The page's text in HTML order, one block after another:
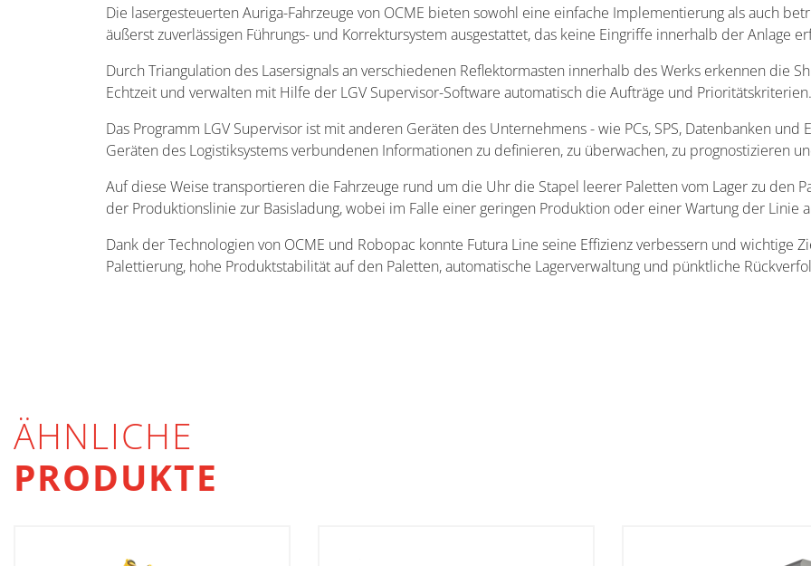
Die lasergesteuerten Auriga-Fahrzeuge von OCME bieten sowohl eine einfache Implementierung als auch
äußerst zuverlässigen Führungs- und Korrektursystem ausgestattet, das keine Eingriffe innerhalb der Anlage
Durch Triangulation des Lasersignals an verschiedenen Reflektormasten innerhalb des Werks erkennen die
Echtzeit und verwalten mit Hilfe der LGV Supervisor-Software automatisch die Aufträge und
Das Programm LGV Supervisor ist mit anderen Geräten des Unternehmens - wie PCs, SPS, Datenbanken
Geräten des Logistiksystems verbundenen Informationen zu definieren, zu überwachen, zu prognostizieren
Auf diese Weise transportieren die Fahrzeuge rund um die Uhr die Stapel leerer Paletten vom Lager zu den
der Produktionslinie zur Basisladung, wobei im Falle einer geringen Produktion oder einer Wartung der Linie
Dank der Technologien von OCME und Robopac konnte Futura Line seine Effizienz verbessern und wichtige
Palettierung, hohe Produktstabilität auf den Paletten, automatische Lagerverwaltung und pünktliche
ÄHNLICHE
PRODUKTE